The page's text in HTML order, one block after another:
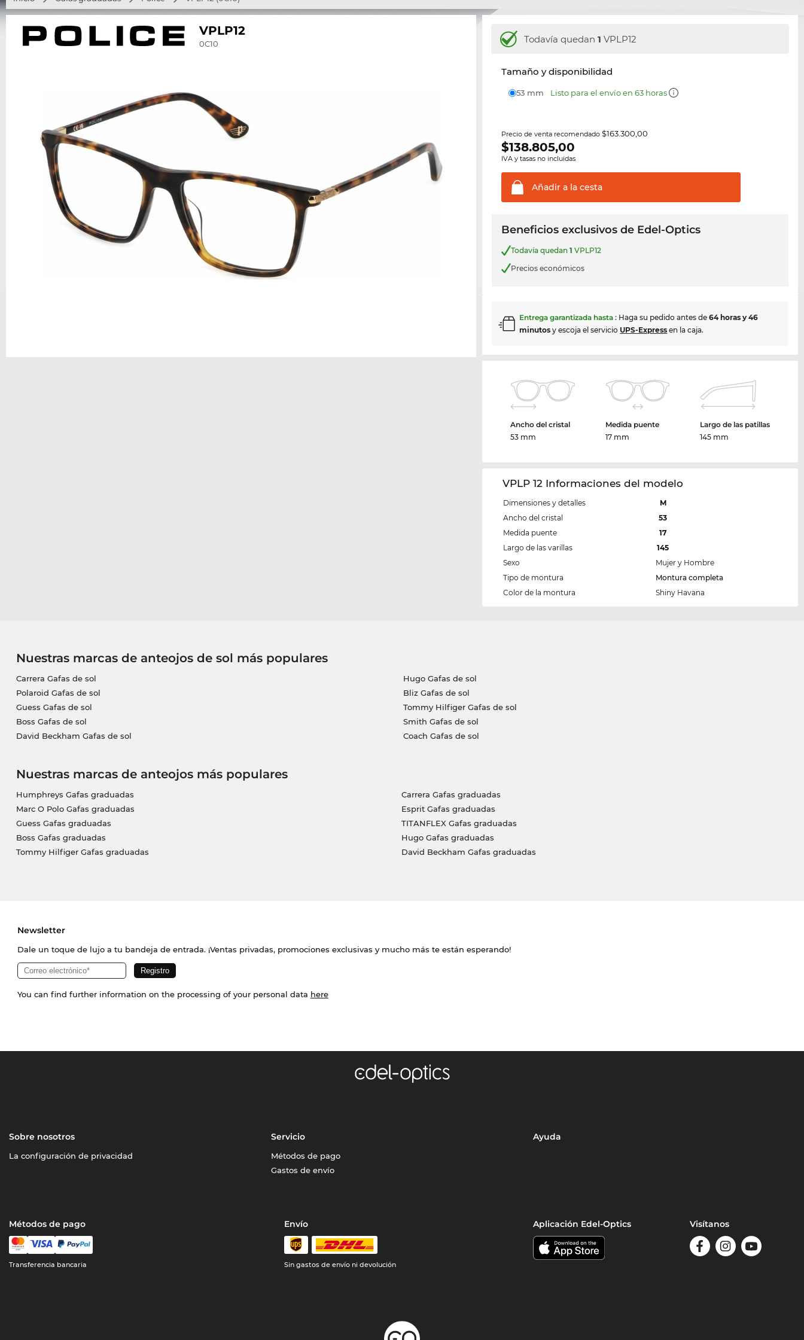
VPLP12
0C10 Todavía quedan1 VPLP12
Tamaño y disponibilidad
53 mm Listo para el envío en 63 horas
Precio de venta recomendado$163.300,00
$138.805,00
IVA y tasas no incluidas
Añadir a la cesta
Beneficios exclusivos de Edel-Optics
Todavía quedan1 VPLP12
Precios económicos
Entrega garantizada hasta: Haga su pedido antes de64 horas y 46
minutos y escoja el servicio UPS-Express en la caja.
Ancho del cristal
53 mm
Medida puente
17 mm
Largo de las patillas
145 mm
VPLP 12 Informaciones del modelo
Dimensiones y detalles
M
Ancho del cristal
53
Medida puente
17
Largo de las varillas
145
Sexo
Mujer y Hombre
Tipo de montura
Montura completa
Color de la montura
Shiny Havana
Nuestras marcas de anteojos de sol más populares
Carrera Gafas de sol
Polaroid Gafas de sol
Guess Gafas de sol
Boss Gafas de sol
David Beckham Gafas de sol
Hugo Gafas de sol
Bliz Gafas de sol
Tommy Hilfiger Gafas de sol
Smith Gafas de sol
Coach Gafas de sol
Nuestras marcas de anteojos más populares
Humphreys Gafas graduadas
Marc O Polo Gafas graduadas
Guess Gafas graduadas
Boss Gafas graduadas
Tommy Hilfiger Gafas graduadas
Carrera Gafas graduadas
Esprit Gafas graduadas
TITANFLEX Gafas graduadas
Hugo Gafas graduadas
David Beckham Gafas graduadas
Newsletter
Dale un toque de lujo a tu bandeja de entrada. ¡Ventas privadas, promociones exclusivas y mucho más te están esperando!
You can find further information on the processing of your personal data here
Sobre nosotros
La configuración de privacidad
Servicio
Métodos de pago
Gastos de envío
Ayuda
Métodos de pago
Transferencia bancaria
Envío
Sin gastos de envío ni devolución
Aplicación Edel-Optics Visítanos